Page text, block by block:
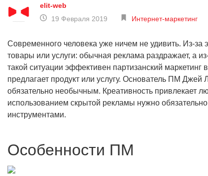
elit-web
19 Февраля 2019
Интернет-маркетинг
Современного человека уже ничем не удивить. Из-за
товары или услуги: обычная реклама раздражает, а
такой ситуации эффективен партизанский
предлагает продукт или услугу. Основатель ПМ
обязательно необычным. Креативность привлекает
использованием скрытой рекламы нужно
инструментами.
Особенности ПМ